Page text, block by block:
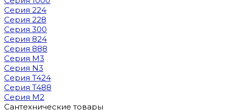
Серия 224
Серия 228
Серия 300
Серия 824
Серия 888
Серия M3
Серия N3
Серия T424
Серия T488
Серия М2
Сантехнические товары